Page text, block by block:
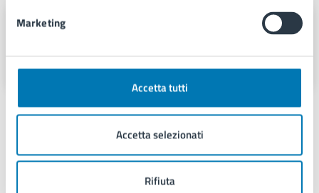
Marketing
Accetta tutti
Accetta selezionati
Rifiuta
Servizio Stampa e Web TV
17/11/2025, 16:39